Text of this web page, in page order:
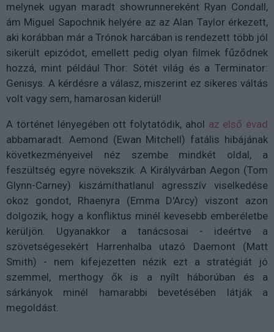
melynek ugyan maradt showrunnereként Ryan Condall,
ám Miguel Sapochnik helyére az az Alan Taylor érkezett,
aki korábban már a Trónok harcában is rendezett több jól
sikerült epizódot, emellett pedig olyan filmek fűződnek
hozzá, mint például Thor: Sötét világ és a Terminator:
Genisys. A kérdésre a válasz, miszerint ez sikeres váltás
volt vagy sem, hamarosan kiderül!
A történet lényegében ott folytatódik, ahol az első évad
abbamaradt. Aemond (Ewan Mitchell) fatális hibájának
következményeivel néz szembe mindkét oldal, a
feszültség egyre növekszik. A Királyvárban Aegon (Tom
Glynn-Carney) kiszámíthatlanul agresszív viselkedése
okoz gondot, Rhaenyra (Emma D'Arcy) viszont azon
dolgozik, hogy a konfliktus minél kevesebb emberéletbe
kerüljön. Ugyanakkor a tanácsosai - ideértve a
szövetségesekért Harrenhalba utazó Daemont (Matt
Smith) - nem kifejezetten nézik ezt a stratégiát jó
szemmel, merthogy ők is a nyílt háborúban és a
sárkányok minél hamarabbi bevetésében látják a
megoldást.